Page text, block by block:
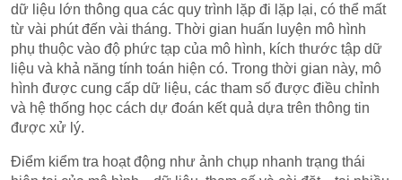
dữ liệu lớn thông qua các quy trình lặp đi lặp lại, có thể mất
từ ​​vài phút đến vài tháng. Thời gian huấn luyện mô hình
phụ thuộc vào độ phức tạp của mô hình, kích thước tập dữ
liệu và khả năng tính toán hiện có. Trong thời gian này, mô
hình được cung cấp dữ liệu, các tham số được điều chỉnh
và hệ thống học cách dự đoán kết quả dựa trên thông tin
được xử lý.
Điểm kiểm tra hoạt động như ảnh chụp nhanh trạng thái